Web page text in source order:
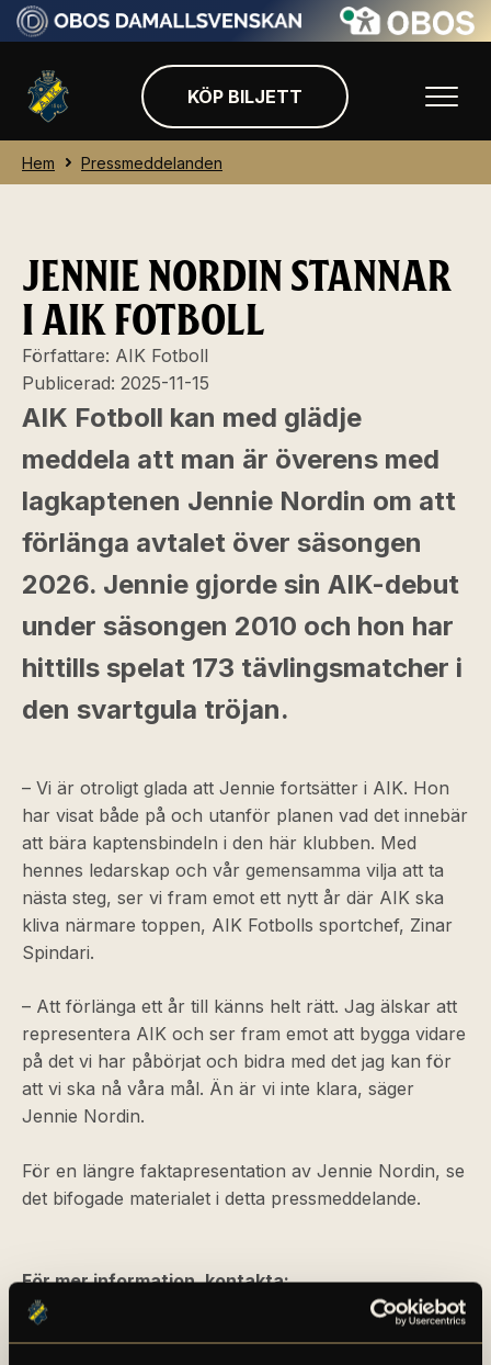
KÖP BILJETT
Hem Pressmeddelanden
JENNIE NORDIN STANNAR
I AIK FOTBOLL
Författare: AIK Fotboll
Publicerad: 2025-11-15
AIK Fotboll kan med glädje
meddela att man är överens med
lagkaptenen Jennie Nordin om att
förlänga avtalet över säsongen
2026. Jennie gjorde sin AIK-debut
under säsongen 2010 och hon har
hittills spelat 173 tävlingsmatcher i
den svartgula tröjan.
– Vi är otroligt glada att Jennie fortsätter i AIK. Hon
har visat både på och utanför planen vad det innebär
att bära kaptensbindeln i den här klubben. Med
hennes ledarskap och vår gemensamma vilja att ta
nästa steg, ser vi fram emot ett nytt år där AIK ska
kliva närmare toppen, AIK Fotbolls sportchef, Zinar
Spindari.
– Att förlänga ett år till känns helt rätt. Jag älskar att
representera AIK och ser fram emot att bygga vidare
på det vi har påbörjat och bidra med det jag kan för
att vi ska nå våra mål. Än är vi inte klara, säger
Jennie Nordin.
För en längre faktapresentation av Jennie Nordin, se
det bifogade materialet i detta pressmeddelande.
För mer information, kontakta:
Zinar Spindari, Sportchef (dam) AIK Fotboll